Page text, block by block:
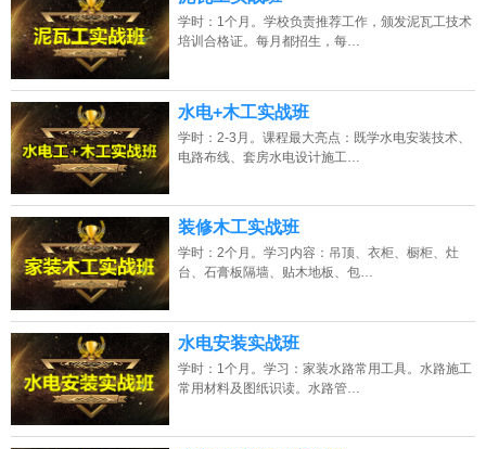
学时：1个月。学校负责推荐工作，颁发泥瓦工技术
培训合格证。每月都招生，每…
水电+木工实战班
学时：2-3月。课程最大亮点：既学水电安装技术、
电路布线、套房水电设计施工…
装修木工实战班
学时：2个月。学习内容：吊顶、衣柜、橱柜、灶
台、石膏板隔墙、贴木地板、包…
水电安装实战班
学时：1个月。学习：家装水路常用工具。水路施工
常用材料及图纸识读。水路管…